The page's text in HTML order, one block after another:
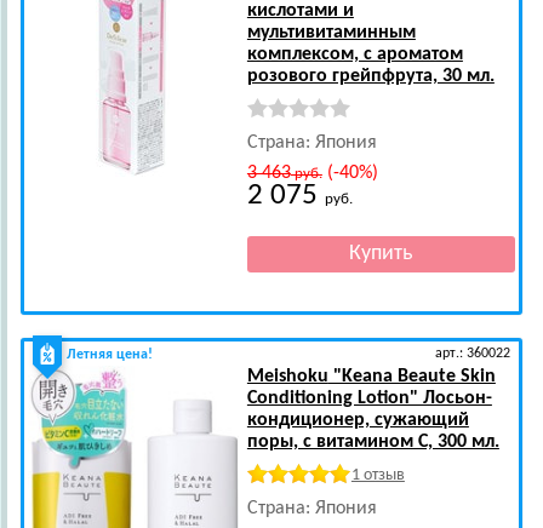
кислотами и
мультивитаминным
комплексом, с ароматом
розового грейпфрута, 30 мл.
Страна: Япония
3 463руб.(-40%)
2 075 руб.
Летняя цена! арт.: 360022
Meishoku "Keana Beaute Skin
Conditioning Lotion" Лосьон-
кондиционер, сужающий
поры, с витамином С, 300 мл.
1 отзыв
Страна: Япония